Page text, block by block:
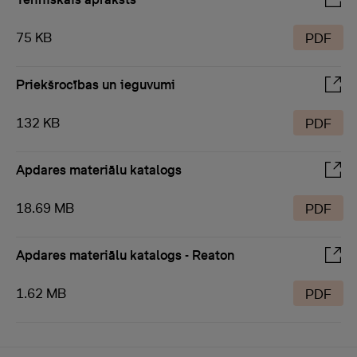
75 KB PDF
Priekšrocības un ieguvumi
132 KB PDF
Apdares materiālu katalogs
18.69 MB PDF
Apdares materiālu katalogs - Reaton
1.62 MB PDF